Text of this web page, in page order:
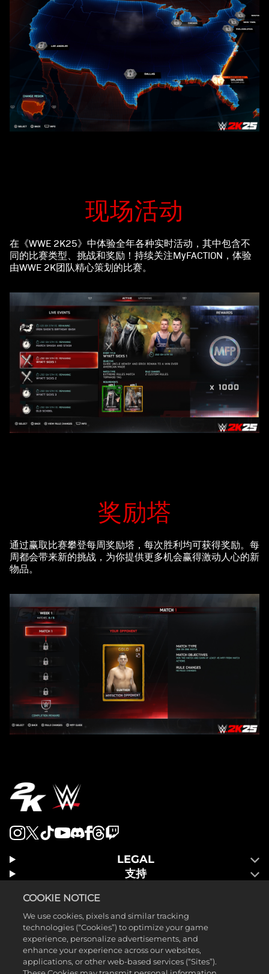
现场活动
在《WWE 2K25》中体验全年各种实时活动，其中包含不
同的比赛类型、挑战和奖励！持续关注MyFACTION，体验
由WWE 2K团队精心策划的比赛。
奖励塔
通过赢取比赛攀登每周奖励塔，每次胜利均可获得奖励。每
周都会带来新的挑战，为你提供更多机会赢得激动人心的新
物品。
LEGAL
支持
COOKIE NOTICE
We use cookies, pixels and similar tracking
technologies (“Cookies”) to optimize your game
experience, personalize advertisements, and
enhance your experience across our websites,
applications, or other web-based services (“Sites”).